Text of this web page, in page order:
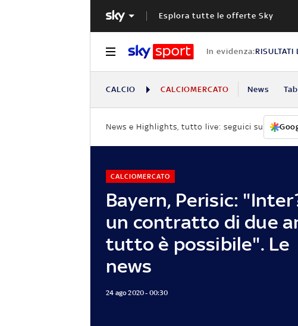
Esplora tutte le offerte Sky
In evidenza:RISULTATI
CALCIO CALCIOMERCATO News
News e Highlights, tutto live: seguici su
Bayern, Perisic:
un contratto di due
tutto è possibile". Le
news
CALCIOMERCATO
24 ago 2020 - 00:30